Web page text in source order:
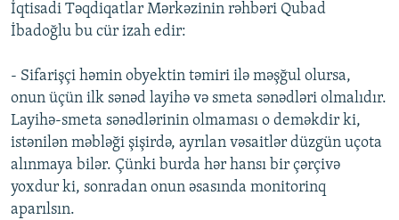
İqtisadi Təqdiqatlar Mərkəzinin rəhbəri Qubad
İbadoğlu bu cür izah edir:
- Sifarişçi həmin obyektin təmiri ilə məşğul olursa,
onun üçün ilk sənəd layihə və smeta sənədləri olmalıdır.
Layihə-smeta sənədlərinin olmaması o deməkdir ki,
istənilən məbləği şişirdə, ayrılan vəsaitlər düzgün uçota
alınmaya bilər. Çünki burda hər hansı bir çərçivə
yoxdur ki, sonradan onun əsasında monitorinq
aparılsın.